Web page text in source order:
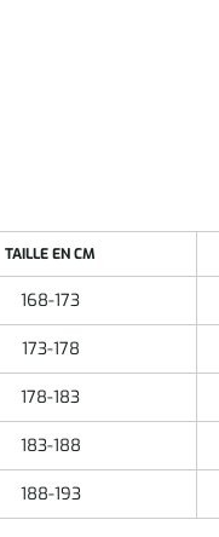
TAILLE EN CM
168-173
173-178
178-183
183-188
188-193